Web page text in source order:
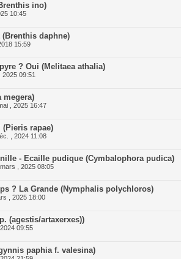
ino)
10:45
daphne)
15:59
? Oui (Melitaea athalia)
2025 09:51
megera)
, 2025 16:47
rapae)
, 2024 11:08
- Ecaille pudique (Cymbalophora pudica)
, 2025 08:05
? La Grande (Nymphalis polychloros)
, 2025 18:00
(agestis/artaxerxes))
09:55
paphia f. valesina)